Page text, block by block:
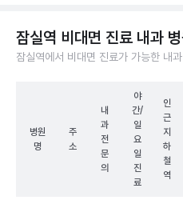
잠실역 비대면 진료 내과
잠실역에서 비대면 진료가 가능한 내
병원
명
주
소
내
과
전
문
의
야
간/
일
요
일
진
료
인
근
지
하
철
역